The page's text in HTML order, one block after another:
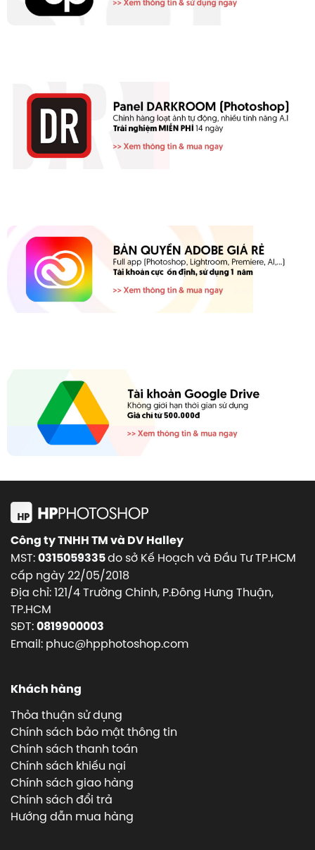
Công ty TNHH TM và DV Halley
MST:0315059335do sở Kế Hoạch và Đầu Tư TP.HCM
cấp ngày 22/05/2018
Địa chỉ: 121/4 Trường Chinh, P.Đông Hưng Thuận,
TP.HCM
SĐT:0819900003
Email: phuc@hpphotoshop.com
Khách hàng
Thỏa thuận sử dụng
Chính sách bảo mật thông tin
Chính sách thanh toán
Chính sách khiếu nại
Chính sách giao hàng
Chính sách đổi trả
Hướng dẫn mua hàng